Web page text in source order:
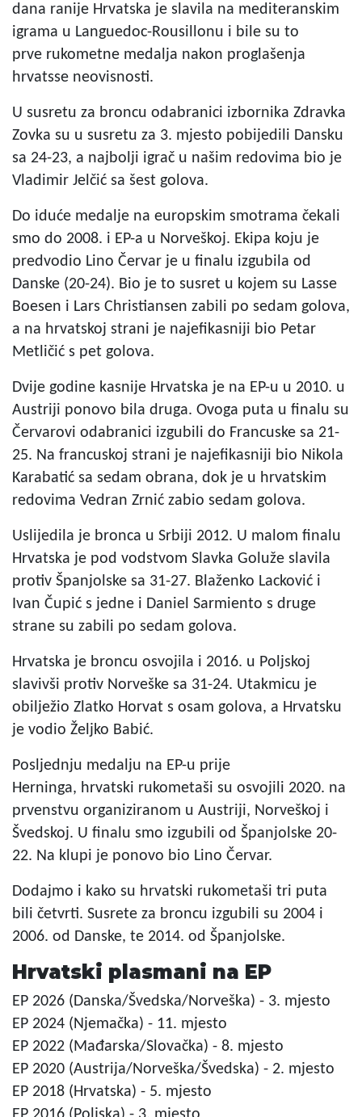
dana ranije Hrvatska je slavila na mediteranskim
igrama u Languedoc-Rousillonu i bile su to
prve rukometne medalja nakon proglašenja
hrvatsse neovisnosti.
U susretu za broncu odabranici izbornika Zdravka
Zovka su u susretu za 3. mjesto pobijedili Dansku
sa 24-23, a najbolji igrač u našim redovima bio je
Vladimir Jelčić sa šest golova.
Do iduće medalje na europskim smotrama čekali
smo do 2008. i EP-a u Norveškoj. Ekipa koju je
predvodio Lino Červar je u finalu izgubila od
Danske (20-24). Bio je to susret u kojem su Lasse
Boesen i Lars Christiansen zabili po sedam golova,
a na hrvatskoj strani je najefikasniji bio Petar
Metličić s pet golova.
Dvije godine kasnije Hrvatska je na EP-u u 2010. u
Austriji ponovo bila druga. Ovoga puta u finalu su
Červarovi odabranici izgubili do Francuske sa 21-
25. Na francuskoj strani je najefikasniji bio Nikola
Karabatić sa sedam obrana, dok je u hrvatskim
redovima Vedran Zrnić zabio sedam golova.
Uslijedila je bronca u Srbiji 2012. U malom finalu
Hrvatska je pod vodstvom Slavka Goluže slavila
protiv Španjolske sa 31-27. Blaženko Lacković i
Ivan Čupić s jedne i Daniel Sarmiento s druge
strane su zabili po sedam golova.
Hrvatska je broncu osvojila i 2016. u Poljskoj
slavivši protiv Norveške sa 31-24. Utakmicu je
obilježio Zlatko Horvat s osam golova, a Hrvatsku
je vodio Željko Babić.
Posljednju medalju na EP-u prije
Herninga, hrvatski rukometaši su osvojili 2020. na
prvenstvu organiziranom u Austriji, Norveškoj i
Švedskoj. U finalu smo izgubili od Španjolske 20-
22. Na klupi je ponovo bio Lino Červar.
Dodajmo i kako su hrvatski rukometaši tri puta
bili četvrti. Susrete za broncu izgubili su 2004 i
2006. od Danske, te 2014. od Španjolske.
Hrvatski plasmani na EP
EP 2026 (Danska/Švedska/Norveška) - 3. mjesto
EP 2024 (Njemačka) - 11. mjesto
EP 2022 (Mađarska/Slovačka) - 8. mjesto
EP 2020 (Austrija/Norveška/Švedska) - 2. mjesto
EP 2018 (Hrvatska) - 5. mjesto